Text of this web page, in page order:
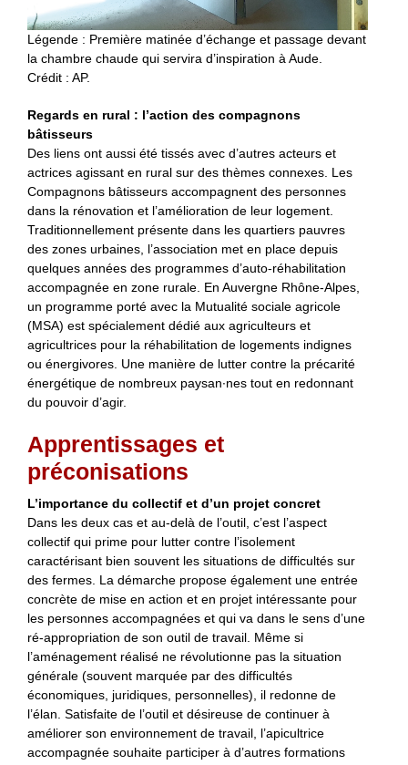
Légende : Première matinée d’échange et passage devant
la chambre chaude qui servira d’inspiration à Aude.
Crédit : AP.
Regards en rural : l’action des compagnons
bâtisseurs
Des liens ont aussi été tissés avec d’autres acteurs et
actrices agissant en rural sur des thèmes connexes. Les
Compagnons bâtisseurs accompagnent des personnes
dans la rénovation et l’amélioration de leur logement.
Traditionnellement présente dans les quartiers pauvres
des zones urbaines, l’association met en place depuis
quelques années des programmes d’auto-réhabilitation
accompagnée en zone rurale. En Auvergne Rhône-Alpes,
un programme porté avec la Mutualité sociale agricole
(MSA) est spécialement dédié aux agriculteurs et
agricultrices pour la réhabilitation de logements indignes
ou énergivores. Une manière de lutter contre la précarité
énergétique de nombreux paysan∙nes tout en redonnant
du pouvoir d’agir.
Apprentissages et
préconisations
L’importance du collectif et d’un projet concret
Dans les deux cas et au-delà de l’outil, c’est l’aspect
collectif qui prime pour lutter contre l’isolement
caractérisant bien souvent les situations de difficultés sur
des fermes. La démarche propose également une entrée
concrète de mise en action et en projet intéressante pour
les personnes accompagnées et qui va dans le sens d’une
ré-appropriation de son outil de travail. Même si
l’aménagement réalisé ne révolutionne pas la situation
générale (souvent marquée par des difficultés
économiques, juridiques, personnelles), il redonne de
l’élan. Satisfaite de l’outil et désireuse de continuer à
améliorer son environnement de travail, l’apicultrice
accompagnée souhaite participer à d’autres formations